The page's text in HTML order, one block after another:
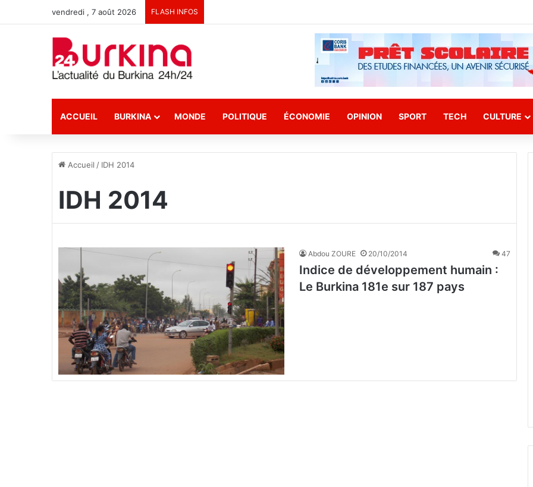
vendredi , 7 août 2026 FLASH INFOS
ACCUEIL BURKINA MONDE POLITIQUE ÉCONOMIE OPINION SPORT TECH CULTURE
Accueil / IDH 2014
IDH 2014
Abdou ZOURE 20/10/2014 47
Indice de développement humain :
Le Burkina 181e sur 187 pays